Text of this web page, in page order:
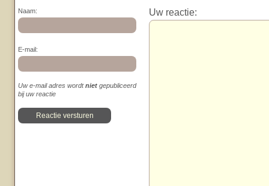
Naam:
E-mail:
Uw e-mail adres wordtniet gepubliceerd
bij uw reactie
Uw reactie: